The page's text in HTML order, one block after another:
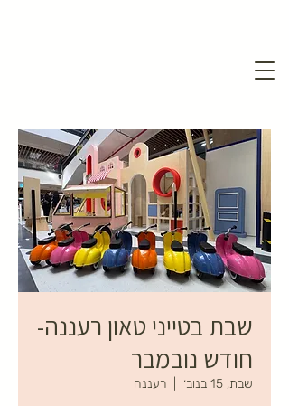
שבת בטייני טאון רעננה-
חודש נובמבר
שבת, 15 בנוב׳ רעננה